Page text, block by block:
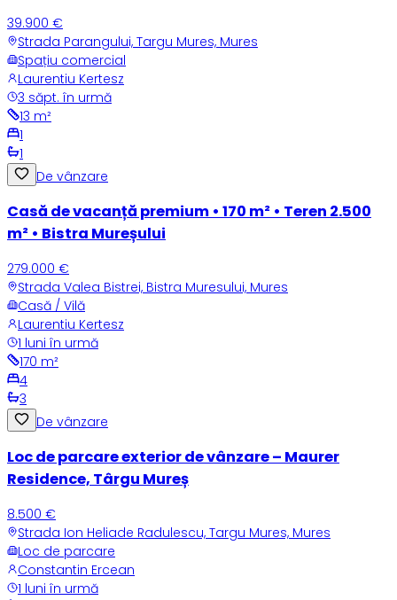
39.900 €
Strada Parangului, Targu Mures, Mures
Spațiu comercial
Laurentiu Kertesz
3 săpt. în urmă
13 m²
1
1
De vânzare
Casă de vacanță premium • 170 m² • Teren 2.500
m² • Bistra Mureșului
279.000 €
Strada Valea Bistrei, Bistra Muresului, Mures
Casă / Vilă
Laurentiu Kertesz
1 luni în urmă
170 m²
4
3
De vânzare
Loc de parcare exterior de vânzare – Maurer
Residence, Târgu Mureș
8.500 €
Strada Ion Heliade Radulescu, Targu Mures, Mures
Loc de parcare
Constantin Ercean
1 luni în urmă